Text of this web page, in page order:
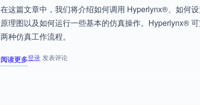
在这篇文章中，我们将介绍如何调用 Hyperlynx®、如何
原理图以及如何运行一些基本的仿真操作。Hyperlynx®
两种仿真工作流程。
阅读更多
关于 信号完整性仿真 - 入门：第一部分
登录发表评论